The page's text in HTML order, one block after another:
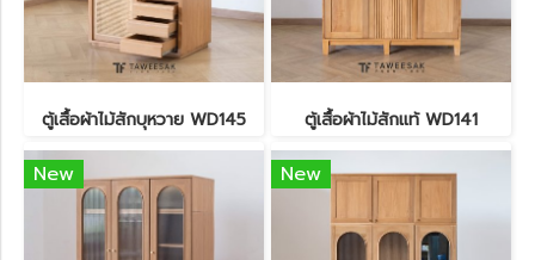
ตู้เสื้อผ้าไม้สักบุหวาย WD145 ตู้เสื้อผ้าไม้สักแท้ WD141
New New